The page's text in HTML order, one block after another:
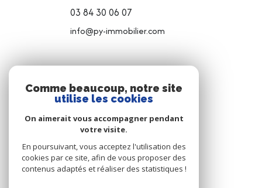
03 84 30 06 07
info@py-immobilier.com
NOUS SUIVRE
Comme beaucoup, notre site
utilise les cookies
On aimerait vous accompagner pendant
votre visite.
En poursuivant, vous acceptez l'utilisation des
cookies par ce site, afin de vous proposer des
contenus adaptés et réaliser des statistiques !